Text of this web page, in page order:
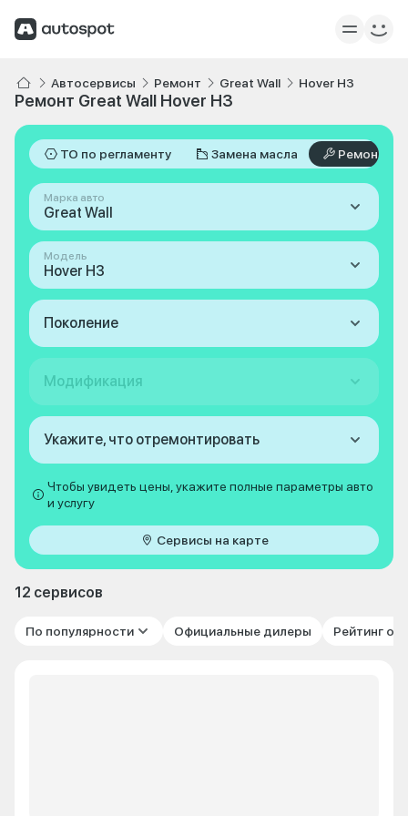
Автосервисы Ремонт Great Wall Hover H3
Ремонт Great Wall Hover H3
ТО по регламенту Замена масла Ремонт
Марка авто
Great Wall
Модель
Hover H3
Поколение
Модификация
Укажите, что отремонтировать
Чтобы увидеть цены, укажите полные параметры авто
и услугу
Сервисы на карте
12 сервисов
По популярности Официальные дилеры Рейтинг